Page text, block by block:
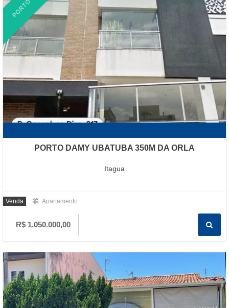
PORTO DAMY UBATUBA 350M DA ORLA
Itagua
Venda Apartamento
R$ 1.050.000,00